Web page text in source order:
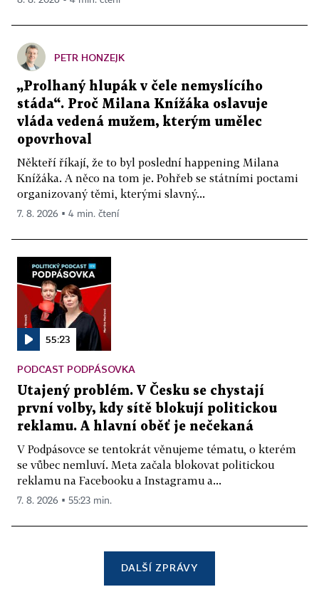
PETR HONZEJK
„Prolhaný hlupák v čele nemyslícího
stáda“. Proč Milana Knížáka oslavuje
vláda vedená mužem, kterým umělec
opovrhoval
Někteří říkají, že to byl poslední happening Milana
Knížáka. A něco na tom je. Pohřeb se státními poctami
organizovaný těmi, kterými slavný...
7. 8. 2026 ▪ 4 min. čtení
55:23
PODCAST PODPÁSOVKA
Utajený problém. V Česku se chystají
první volby, kdy sítě blokují politickou
reklamu. A hlavní oběť je nečekaná
V Podpásovce se tentokrát věnujeme tématu, o kterém
se vůbec nemluví. Meta začala blokovat politickou
reklamu na Facebooku a Instagramu a...
7. 8. 2026 ▪ 55:23 min.
DALŠÍ ZPRÁVY